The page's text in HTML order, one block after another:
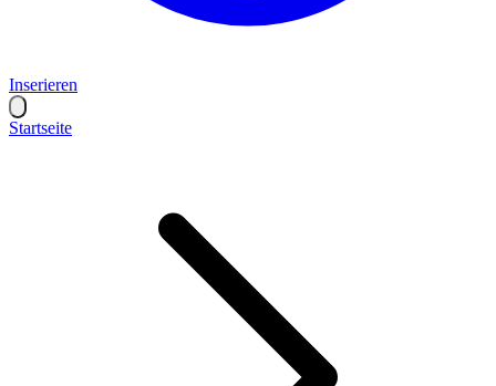
Inserieren
Startseite